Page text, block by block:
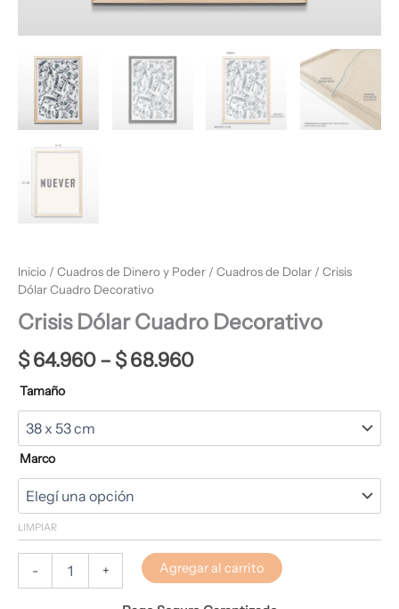
Inicio / Cuadros de Dinero y Poder / Cuadros de Dolar / Crisis
Dólar Cuadro Decorativo
Crisis Dólar Cuadro Decorativo
$64.960– $68.960
Tamaño
Marco
LIMPIAR
- + Agregar al carrito